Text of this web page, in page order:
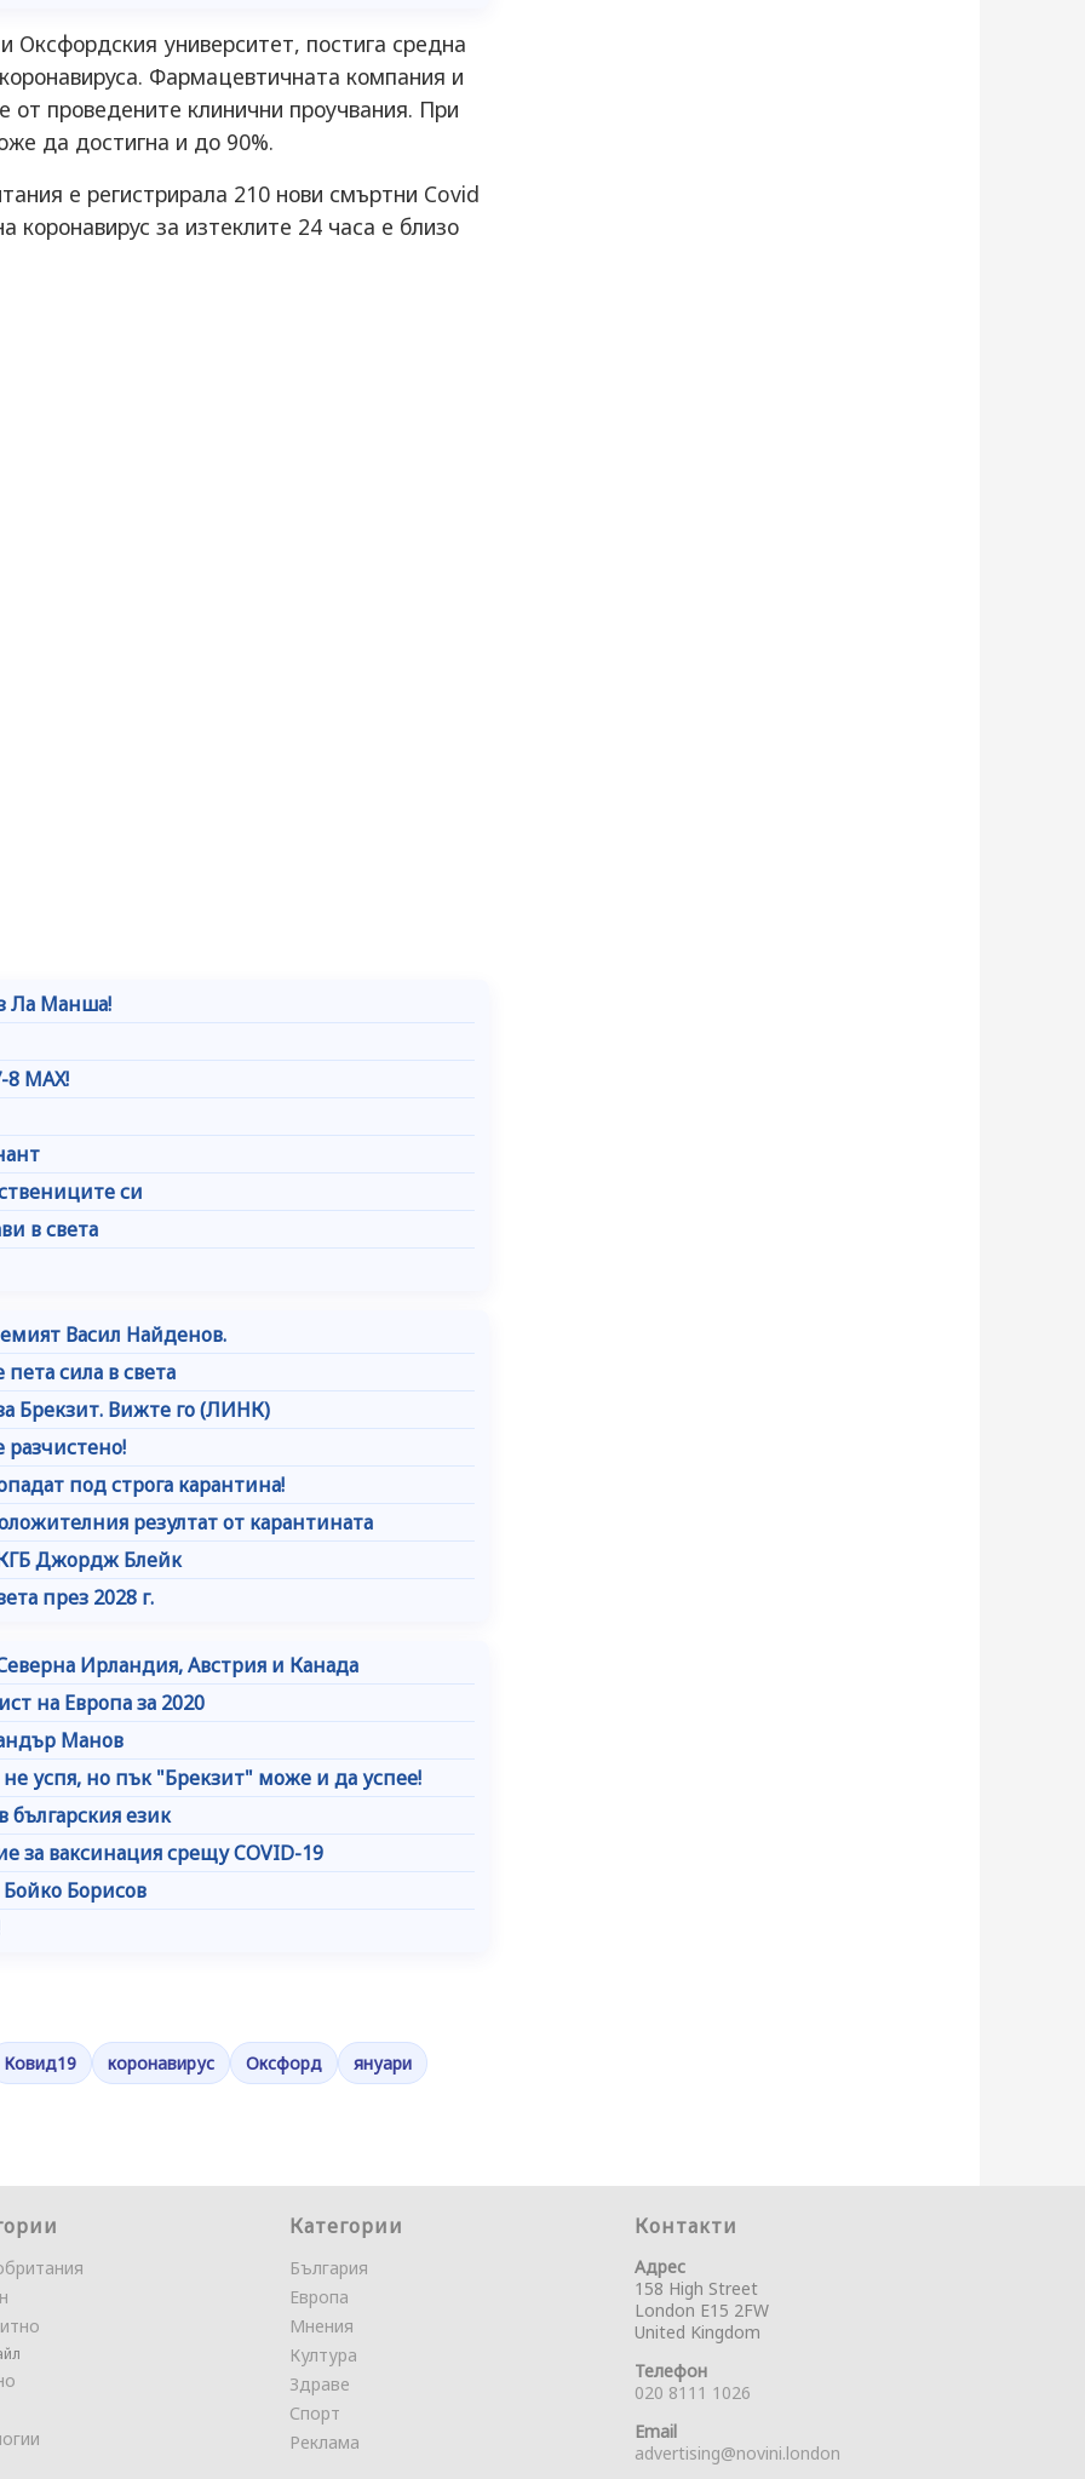
Оксфордския университет, постига средна
Фармацевтичната компания и
от проведените клинични проучвания. При
да достигна и до 90%.
е регистрирала 210 нови смъртни Covid
коронавирус за изтеклите 24 часа е близо
Ла Манша!
MAX!
си
в света
Васил Найденов.
сила в света
Брекзит. Вижте го (ЛИНК)
под строга карантина!
резултат от карантината
КГБ Джордж Блейк
през 2028 г.
Ирландия, Австрия и Канада
на Европа за 2020
Манов
успя, но пък "Брекзит" може и да успее!
език
за ваксинация срещу COVID-19
Борисов
Ковид19 коронавирус Оксфорд януари
Категории
България
Европа
Мнения
Култура
Здраве
Спорт
Реклама
Контакти
Адрес
158 High Street
London E15 2FW
United Kingdom
Телефон
020 8111 1026
Email
advertising@novini.london